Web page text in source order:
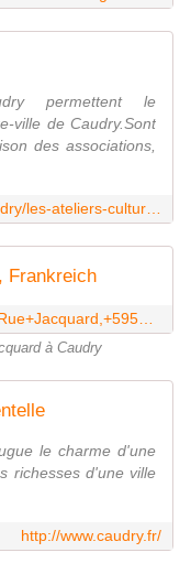
permettent le
ville de Caudry.Sont
des associations,
Frankreich
à Caudry
le charme d'une
richesses d'une ville
http://www.caudry.fr/